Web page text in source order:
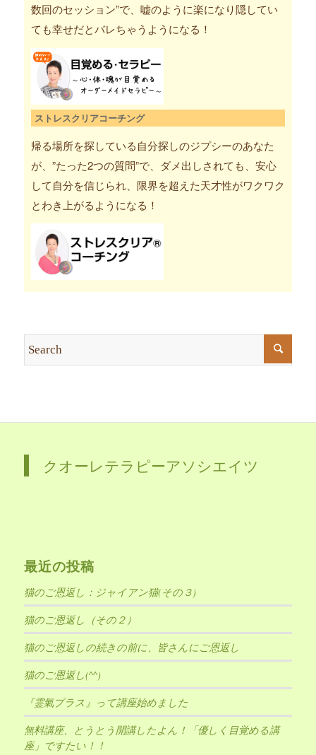
数回のセッション”で、嘘のように楽になり隠してい
ても幸せだとバレちゃうようになる！
ストレスクリアコーチング
帰る場所を探している自分探しのジプシーのあなた
が、”たった2つの質問”で、ダメ出しされても、安心
して自分を信じられ、限界を超えた天才性がワクワク
とわき上がるようになる！
クオーレテラピーアソシエイツ
最近の投稿
猫のご恩返し：ジャイアン猫(その３)
猫のご恩返し（その２）
猫のご恩返しの続きの前に、皆さんにご恩返し
猫のご恩返し(^^)
『霊氣プラス』って講座始めました
無料講座、とうとう開講したよん！「優しく目覚める講
座」ですたい！！